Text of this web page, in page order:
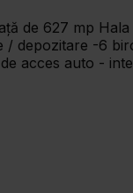
de depozitare și de